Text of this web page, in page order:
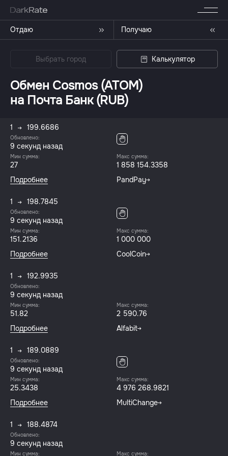
Отдаю Получаю
Выбрать город Калькулятор
Обмен Cosmos (ATOM)
на Почта Банк (RUB)
1 199.6686
Обновлено:
9 секунд назад
Мин сумма:
27
Макс сумма:
1 858 154.3358
Подробнее
PandPay
1 198.7845
Обновлено:
9 секунд назад
Мин сумма:
151.2136
Макс сумма:
1 000 000
Подробнее
CoolCoin
1 192.9935
Обновлено:
9 секунд назад
Мин сумма:
51.82
Макс сумма:
2 590.76
Подробнее
Alfabit
1 189.0889
Обновлено:
9 секунд назад
Мин сумма:
25.3438
Макс сумма:
4 976 268.9821
Подробнее
MultiChange
1 188.4874
Обновлено:
9 секунд назад
Мин сумма: Макс сумма: